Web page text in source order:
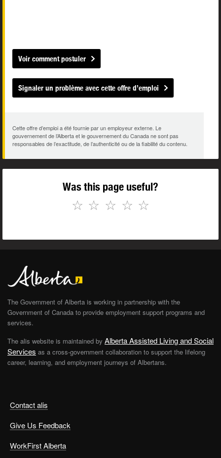
Voir comment postuler
Signaler un problème avec cette offre d’emploi
Cette offre d’emploi a été fournie par un employeur externe. Le
gouvernement de l’Alberta et le gouvernement du Canada ne sont pas
responsables de l’exactitude, de l’authenticité ou de la fiabilité du contenu.
Was this page useful?
☆
☆
☆
☆
☆
Contact alis
Give Us Feedback
WorkFirst Alberta
The Government of Alberta is working in partnership with the
Government of Canada to provide employment support programs and
services.
The alis website is maintained by Alberta Assisted Living and Social
Services as a cross-government collaboration to support the lifelong
career, learning, and employment journeys of Albertans.